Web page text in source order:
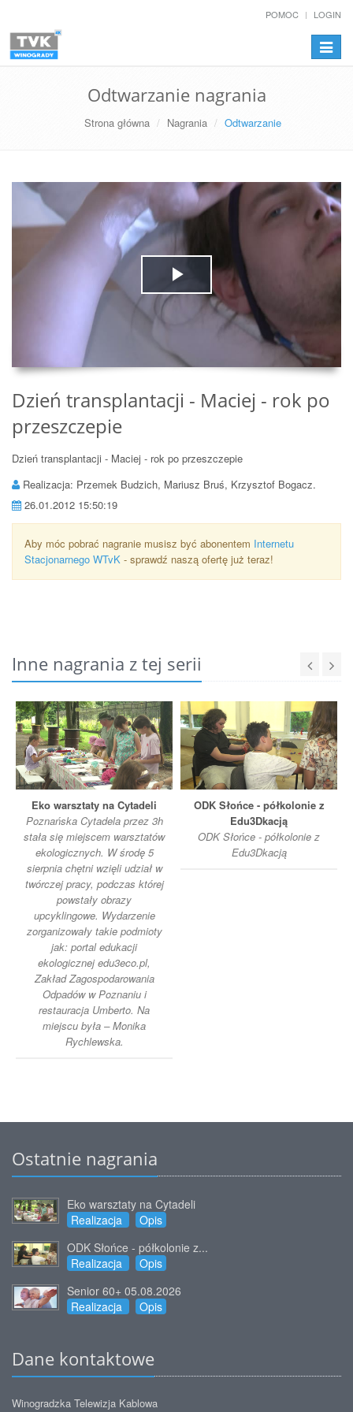
POMOC LOGIN
Odtwarzanie nagrania
Strona główna Nagrania Odtwarzanie
Play
Video
Dzień transplantacji - Maciej - rok po
przeszczepie
Dzień transplantacji - Maciej - rok po przeszczepie
Realizacja: Przemek Budzich, Mariusz Bruś, Krzysztof Bogacz.
26.01.2012 15:50:19
Aby móc pobrać nagranie musisz być abonentem Internetu
Stacjonarnego WTvK - sprawdź naszą ofertę już teraz!
Inne nagrania z tej serii
Eko warsztaty na Cytadeli
Poznańska Cytadela przez 3h
stała się miejscem warsztatów
ekologicznych. W środę 5
sierpnia chętni wzięli udział w
twórczej pracy, podczas której
powstały obrazy
upcyklingowe. Wydarzenie
zorganizowały takie podmioty
jak: portal edukacji
ekologicznej edu3eco.pl,
Zakład Zagospodarowania
Odpadów w Poznaniu i
restauracja Umberto. Na
miejscu była – Monika
Rychlewska.
ODK Słońce - półkolonie z
Edu3Dkacją
ODK Słońce - półkolonie z
Edu3Dkacją
Ostatnie nagrania
Eko warsztaty na Cytadeli
Realizacja
Opis
ODK Słońce - półkolonie z...
Realizacja
Opis
Senior 60+ 05.08.2026
Realizacja
Opis
Dane kontaktowe
Winogradzka Telewizja Kablowa